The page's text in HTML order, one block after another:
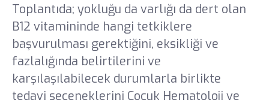
Sanal Tur
Tanıtım Filmleri
Kataloglar
Sağlık Turizmi Yetki Belgesi
Toplantıda; yokluğu da varlığı da dert olan
B12 vitamininde hangi tetkiklere
başvurulması gerektiğini, eksikliği ve
fazlalığında belirtilerini ve
karşılaşılabilecek durumlarla birlikte
tedavi seçeneklerini Çocuk Hematoloji ve